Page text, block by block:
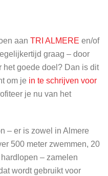
aan TRI ALMERE en/of
graag – door
het goede doel? Dan is dit
om je in te schrijven voor
je nu van het
– er is zowel in Almere
500 meter zwemmen, 20
– zamelen
wordt gebruikt voor